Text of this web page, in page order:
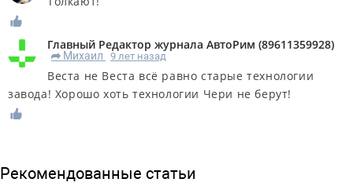
Главный Редактор журнала АвтоРим (89611359928)
R Михаил 9 лет назад
Веста не Веста всё равно старые технологии
завода! Хорошо хоть технологии Чери не берут!
Рекомендованные статьи